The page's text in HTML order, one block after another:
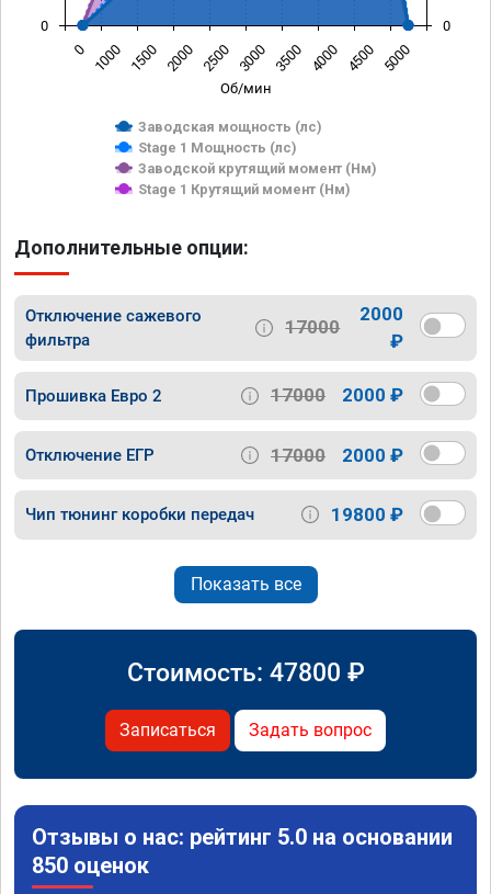
Об/мин
Заводская мощность (лс)
Stage 1 Мощность (лс)
Заводской крутящий момент (Нм)
Stage 1 Крутящий момент (Нм)
0 1000 1500 2000 2500 3000 3500 4000 4500 5000
0 0
Дополнительные опции:
Отключение сажевого
фильтра
17000
2000
₽
Прошивка Евро 2 17000 2000 ₽
Отключение ЕГР 17000 2000 ₽
Чип тюнинг коробки передач 19800 ₽
Показать все
Стоимость: 47800 ₽
Записаться Задать вопрос
Отзывы о нас: рейтинг 5.0 на основании
850 оценок